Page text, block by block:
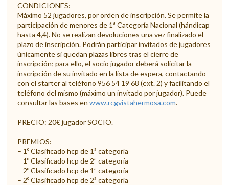
CONDICIONES:
Máximo 52 jugadores, por orden de inscripción. Se permite la
participación de menores de 1ª Categoría Nacional (hándicap
hasta 4,4). No se realizan devoluciones una vez finalizado el
plazo de inscripción. Podrán participar invitados de jugadores
únicamente si quedan plazas libres tras el cierre de
inscripción; para ello, el socio jugador deberá solicitar la
inscripción de su invitado en la lista de espera, contactando
con el starter al teléfono 956 54 19 68 (ext. 2) y facilitando el
teléfono del mismo (máximo un invitado por jugador). Puede
consultar las bases en www.rcgvistahermosa.com.
PRECIO: 20€ jugador SOCIO.
PREMIOS:
– 1º Clasificado hcp de 1ª categoría
– 1º Clasificado hcp de 2ª categoría
– 2º Clasificado hcp de 1ª categoría
– 2º Clasificado hcp de 2ª categoría